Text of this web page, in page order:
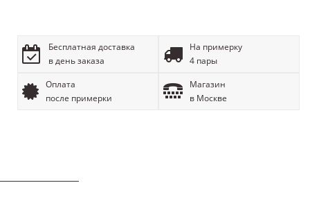
Бесплатная доставка
в день заказа
На примерку
4 пары
Оплата
после примерки
Магазин
в Москве